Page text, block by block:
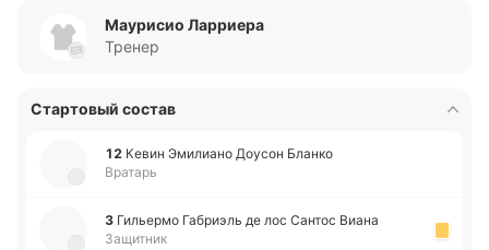
Маурисио Ларриера
Тренер
Стартовый состав
12 Кевин Эми­лиа­но Доусон Бланко
Вратарь
3 Ги­лье­рмо Га­бриэль де лос Сантос Виана
Защитник